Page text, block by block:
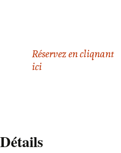
Réservez en cliqnant
ici
Détails